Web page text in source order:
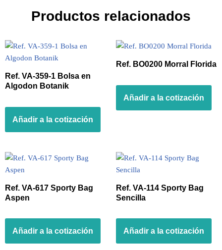
Productos relacionados
Ref. VA-359-1 Bolsa en
Algodon Botanik
Añadir a la cotización
Ref. BO0200 Morral Florida
Añadir a la cotización
Ref. VA-617 Sporty Bag
Aspen
Añadir a la cotización
Ref. VA-114 Sporty Bag
Sencilla
Añadir a la cotización